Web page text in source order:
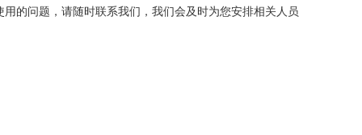
的问题，请随时联系我们，我们会及时为您安排相关人员